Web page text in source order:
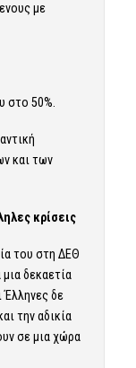
με
στο 50%.
και των
κρίσεις
του στη ΔΕΘ
δεκαετία
Έλληνες δε
την αδικία
σε μια χώρα